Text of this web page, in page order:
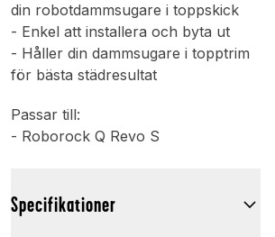
din robotdammsugare i toppskick
- Enkel att installera och byta ut
- Håller din dammsugare i topptrim
för bästa städresultat
Passar till:
- Roborock Q Revo S
Specifikationer